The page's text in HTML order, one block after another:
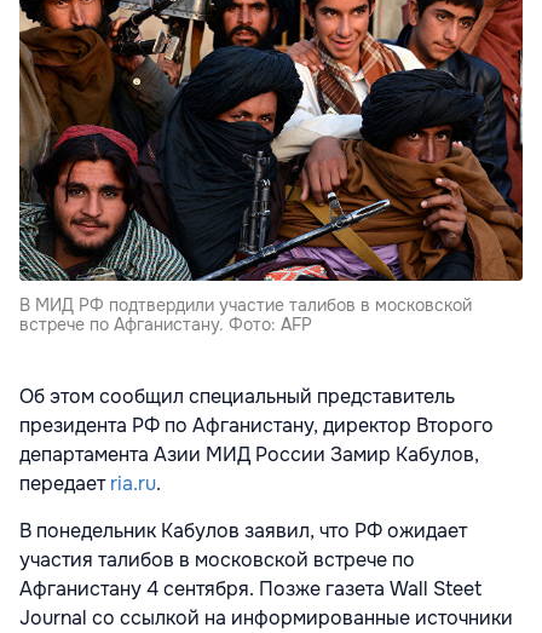
В МИД РФ подтвердили участие талибов в московской
встрече по Афганистану. Фото: AFP
Об этом сообщил специальный представитель
президента РФ по Афганистану, директор Второго
департамента Азии МИД России Замир Кабулов,
передаетria.ru.
В понедельник Кабулов заявил, что РФ ожидает
участия талибов в московской встрече по
Афганистану 4 сентября. Позже газета Wall Steet
Journal со ссылкой на информированные источники